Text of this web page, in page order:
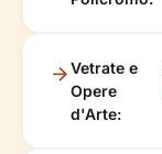
Vetrate e
Opere
d'Arte: